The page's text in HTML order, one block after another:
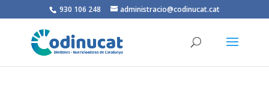
930 106 248 administracio@codinucat.cat